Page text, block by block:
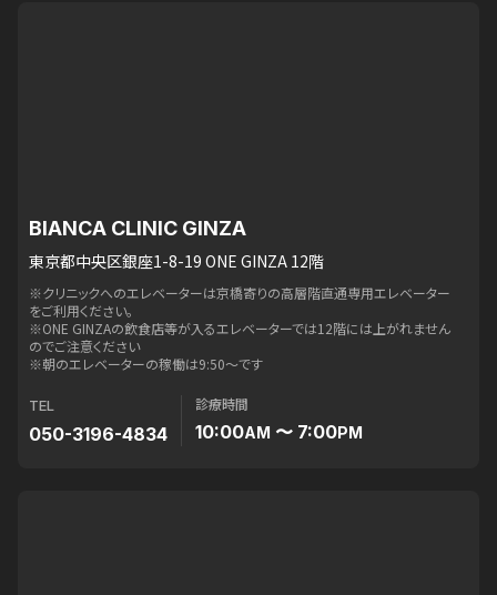
BIANCA CLINIC GINZA
東京都中央区銀座1-8-19 ONE GINZA 12階
※クリニックへのエレベーターは京橋寄りの高層階直通専用エレベーター
をご利用ください。
※ONE GINZAの飲食店等が入るエレベーターでは12階には上がれません
のでご注意ください
※朝のエレベーターの稼働は9:50〜です
TEL
050-3196-4834
診療時間
10:00AM 〜 7:00PM